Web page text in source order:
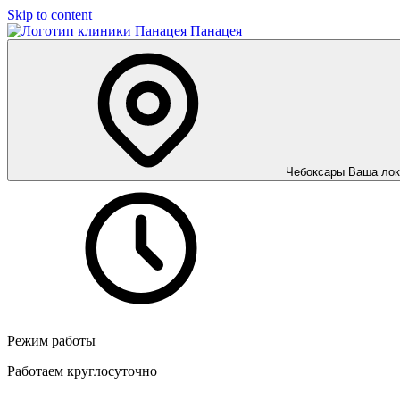
Skip to content
Панацея
Чебоксары Ваша
Режим работы
Работаем круглосуточно